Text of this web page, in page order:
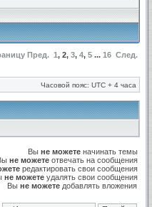
Пред. 1, 2, 3, 4, 5 ... 16 След.
Часовой пояс: UTC + 4 часа
Вы не можете начинать темы
не можете отвечать на сообщения
редактировать свои сообщения
не можете удалять свои сообщения
Вы не можете добавлять вложения